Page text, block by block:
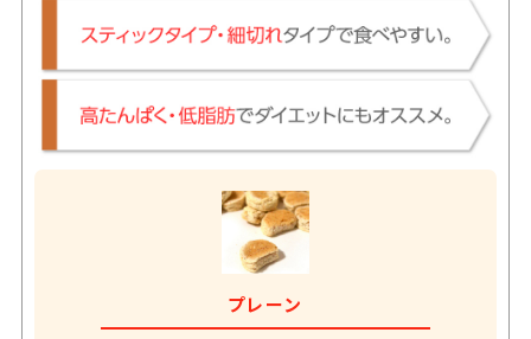
プレーン